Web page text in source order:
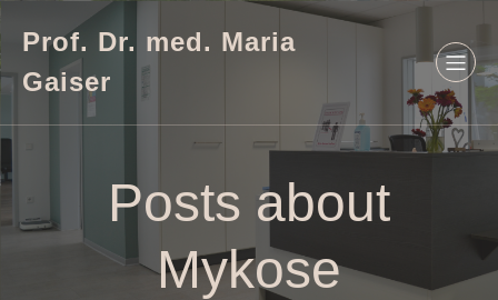
Prof. Dr. med. Maria
Gaiser
Posts about
Mykose